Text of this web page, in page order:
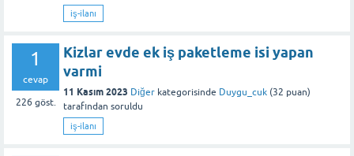
iş-ilanı
1
cevap
226 göst.
Kizlar evde ek iş paketleme isi yapan
varmi
11 Kasım 2023 Diğer kategorisinde Duygu_cuk (32 puan)
tarafından soruldu
iş-ilanı